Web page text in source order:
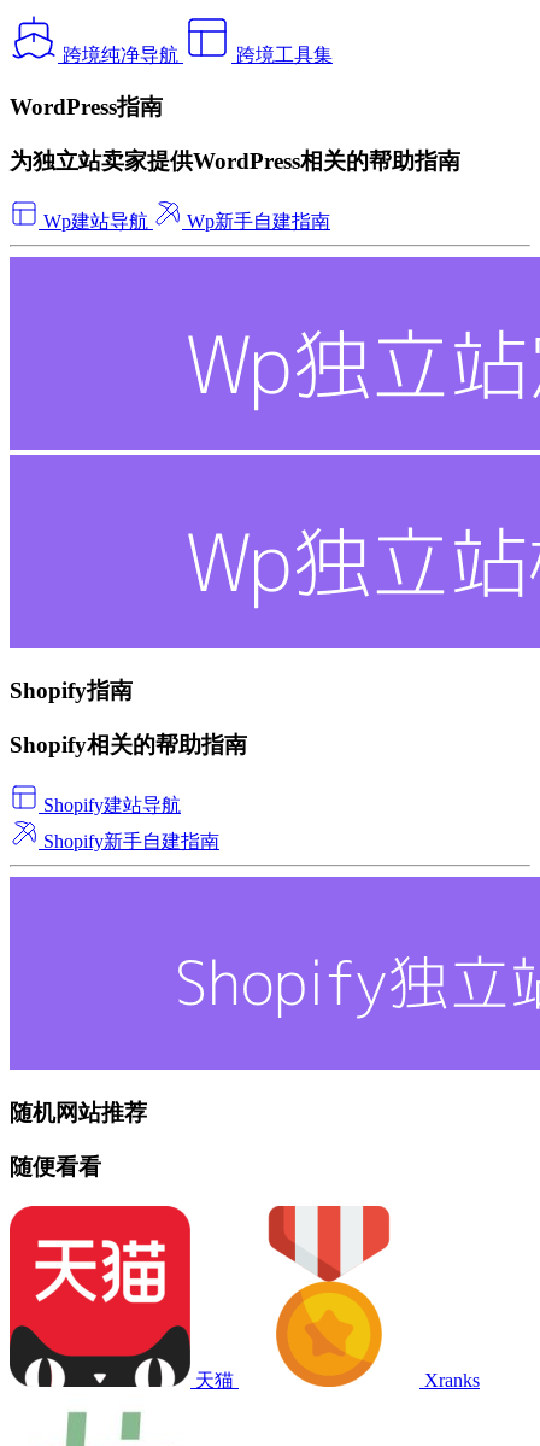
跨境纯净导航 跨境工具集
WordPress指南
为独立站卖家提供WordPress相关的帮助指南
Wp建站导航 Wp新手自建指南
Shopify指南
Shopify相关的帮助指南
Shopify建站导航
Shopify新手自建指南
随机网站推荐
随便看看
天猫 Xranks